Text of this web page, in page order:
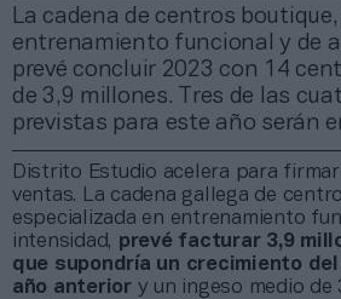
La cadena de centros
entrenamiento funcional y de
prevé concluir 2023 con 14
de 3,9 millones. Tres de las
previstas para este año serán
Distrito Estudio acelera para
ventas. La cadena gallega de
especializada en entrenamiento
intensidad, prevé facturar 3,9
que supondría un crecimiento
año anteriory un ingeso medio de